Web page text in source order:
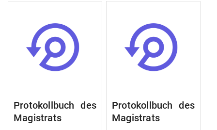
Protokollbuch des
Magistrats
Protokollbuch des
Magistrats